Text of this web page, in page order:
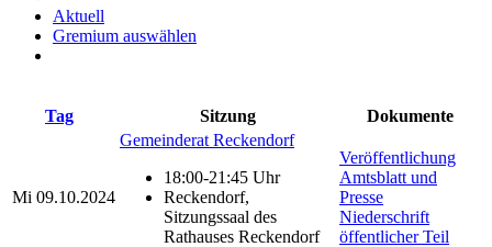
Aktuell
Gremium auswählen
Tag Sitzung Dokumente
Mi 09.10.2024
Gemeinderat Reckendorf
18:00-21:45 Uhr
Reckendorf,
Sitzungssaal des
Rathauses Reckendorf
Veröffentlichung
Amtsblatt und
Presse
Niederschrift
öffentlicher Teil